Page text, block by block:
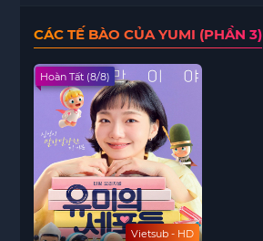
CÁC TẾ BÀO CỦA YUMI (PHẦN 3)
Vietsub - HD
Hoàn Tất (8/8)